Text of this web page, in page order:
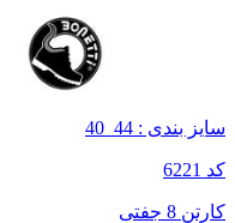
سایز بندی : 44_40
کد 6221
کارتن 8 جفتی